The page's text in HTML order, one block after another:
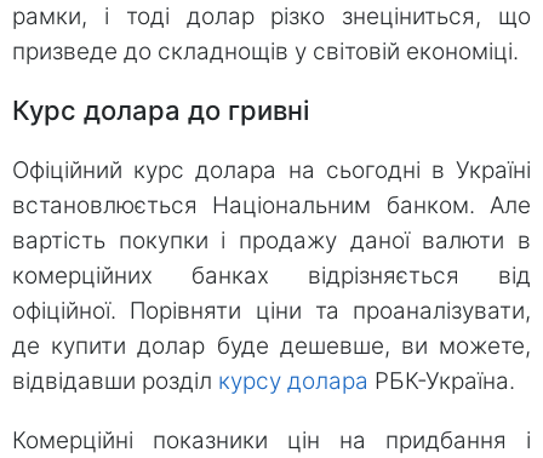
рамки, і тоді долар різко знеціниться, що
призведе до складнощів у світовій економіці.
Курс долара до гривні
Офіційний курс долара на сьогодні в Україні
встановлюється Національним банком. Але
вартість покупки і продажу даної валюти в
комерційних банках відрізняється від
офіційної. Порівняти ціни та проаналізувати,
де купити долар буде дешевше, ви можете,
відвідавши розділ курсу долара РБК-Україна.
Комерційні показники цін на придбання і